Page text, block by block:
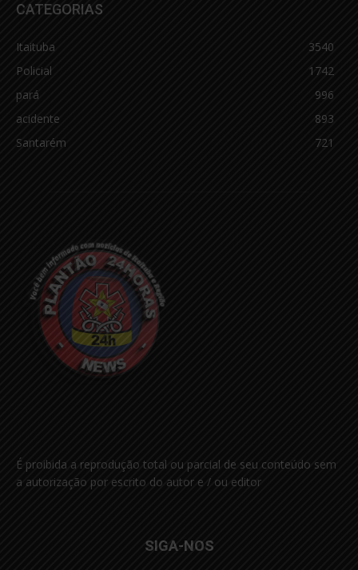
CATEGORIAS
Itaituba
3540
Policial
1742
pará
996
acidente
893
Santarém
721
É proibida a reprodução total ou parcial de seu conteúdo sem
a autorização por escrito do autor e / ou editor
SIGA-NOS